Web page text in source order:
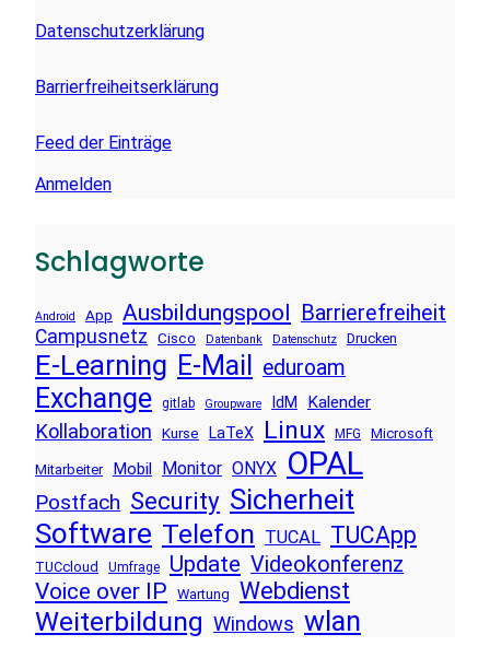
Datenschutzerklärung
Barrierfreiheitserklärung
Feed der Einträge
Anmelden
Schlagworte
Android App Ausbildungspool Barrierefreiheit
Campusnetz Cisco Datenbank Datenschutz Drucken
E-Learning E-Mail eduroam
Exchange gitlab Groupware IdM Kalender
Kollaboration Kurse LaTeX Linux MFG Microsoft
Mitarbeiter Mobil Monitor ONYX OPAL
Postfach Security Sicherheit
Software Telefon TUCAL TUCApp
TUCcloud Umfrage Update Videokonferenz
Voice over IP Wartung Webdienst
Weiterbildung Windows wlan